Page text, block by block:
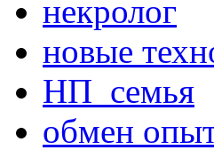
некролог
новые
НП_семья
обмен